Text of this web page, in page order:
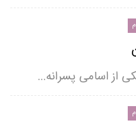
از اسامی پسرانه…